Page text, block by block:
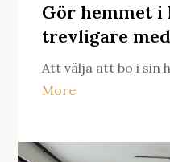
Gör hemmet i
trevligare
Att välja att bo i sin
More